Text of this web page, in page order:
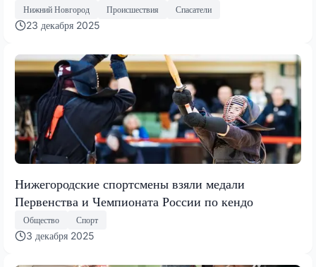
Нижний Новгород Происшествия Спасатели
23 декабря 2025
Нижегородские спортсмены взяли медали
Первенства и Чемпионата России по кендо
Общество Спорт
3 декабря 2025